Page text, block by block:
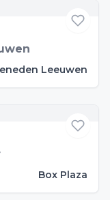
Leeuwen
Box Plaza